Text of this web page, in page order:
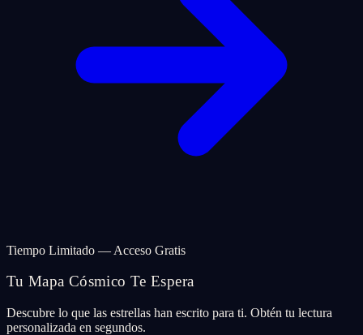
Tiempo Limitado — Acceso Gratis
Tu Mapa Cósmico Te Espera
Descubre lo que las estrellas han escrito para ti. Obtén tu lectura
personalizada en segundos.